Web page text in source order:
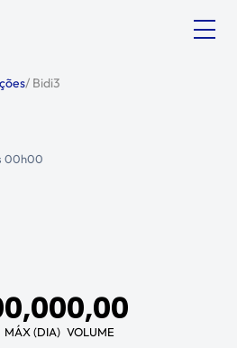
/ Bidi3
00h00
0,00
MÁX (DIA)
0,00
VOLUME